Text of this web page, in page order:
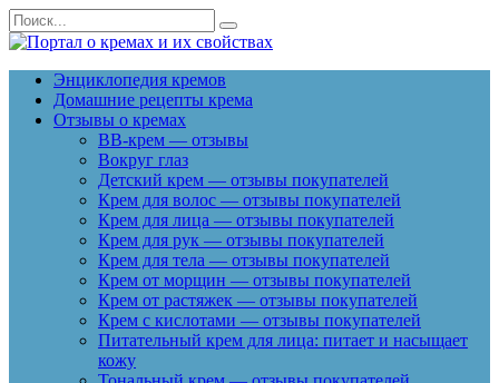
Перейти
к
содержанию
Search
for:
Энциклопедия кремов
Домашние рецепты крема
Отзывы о кремах
BB-крем — отзывы
Вокруг глаз
Детский крем — отзывы покупателей
Крем для волос — отзывы покупателей
Крем для лица — отзывы покупателей
Крем для рук — отзывы покупателей
Крем для тела — отзывы покупателей
Крем от морщин — отзывы покупателей
Крем от растяжек — отзывы покупателей
Крем с кислотами — отзывы покупателей
Питательный крем для лица: питает и насыщает
кожу